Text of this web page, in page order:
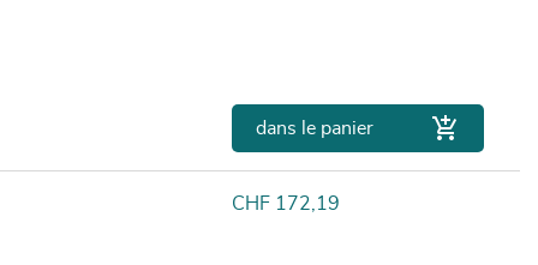
dans le panier 
Prix
CHF 172,19